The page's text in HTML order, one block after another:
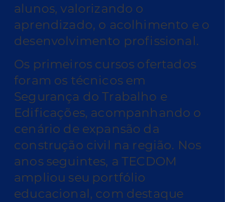
alunos, valorizando o
aprendizado, o acolhimento e o
desenvolvimento profissional.
Os primeiros cursos ofertados
foram os técnicos em
Segurança do Trabalho e
Edificações, acompanhando o
cenário de expansão da
construção civil na região. Nos
anos seguintes, a TECDOM
ampliou seu portfólio
educacional, com destaque